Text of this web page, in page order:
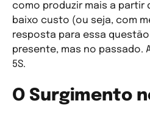
como produzir mais a partir
baixo custo (ou seja, com
resposta para essa
presente, mas no passado.
5S.
O Surgimento